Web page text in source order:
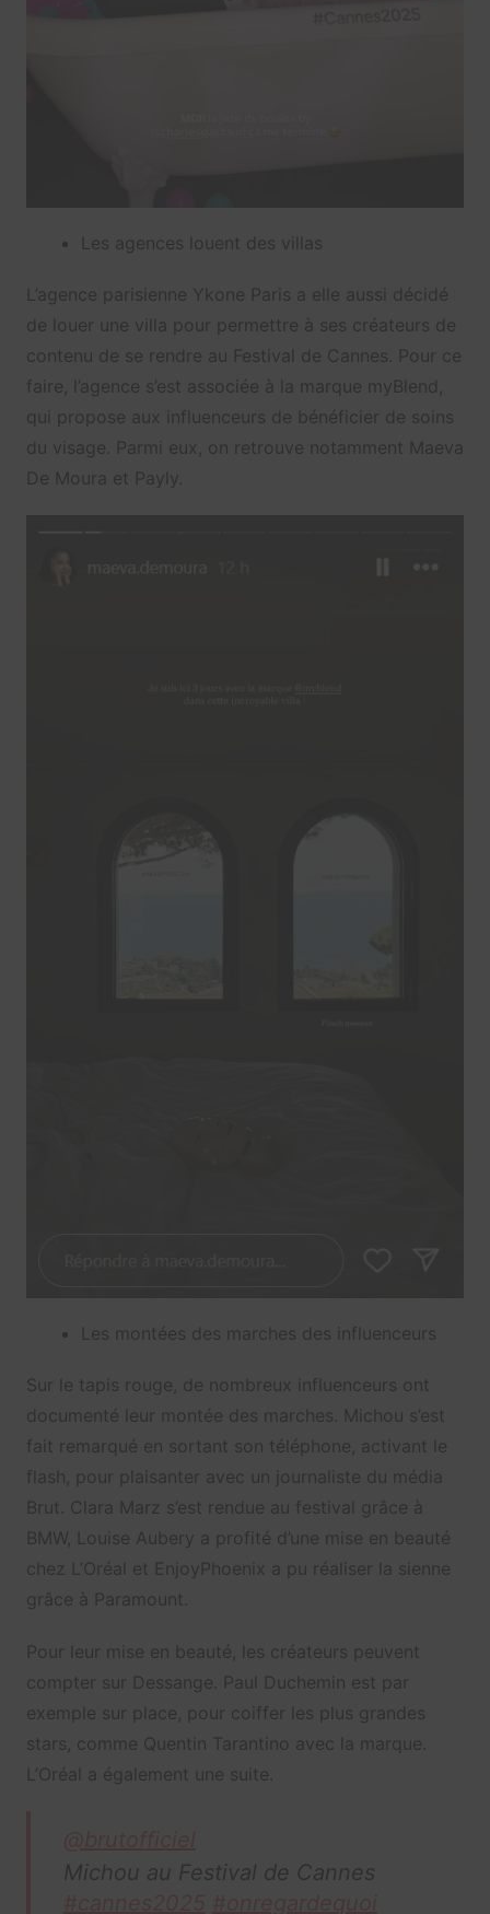
Les agences louent des villas
L’agence parisienne Ykone Paris a elle aussi décidé
de louer une villa pour permettre à ses créateurs de
contenu de se rendre au Festival de Cannes. Pour ce
faire, l’agence s’est associée à la marque myBlend,
qui propose aux influenceurs de bénéficier de soins
du visage. Parmi eux, on retrouve notamment Maeva
De Moura et Payly.
Les montées des marches des influenceurs
Sur le tapis rouge, de nombreux influenceurs ont
documenté leur montée des marches. Michou s’est
fait remarqué en sortant son téléphone, activant le
flash, pour plaisanter avec un journaliste du média
Brut. Clara Marz s’est rendue au festival grâce à
BMW, Louise Aubery a profité d’une mise en beauté
chez L’Oréal et EnjoyPhoenix a pu réaliser la sienne
grâce à Paramount.
Pour leur mise en beauté, les créateurs peuvent
compter sur Dessange. Paul Duchemin est par
exemple sur place, pour coiffer les plus grandes
stars, comme Quentin Tarantino avec la marque.
L’Oréal a également une suite.
Michou au Festival de Cannes